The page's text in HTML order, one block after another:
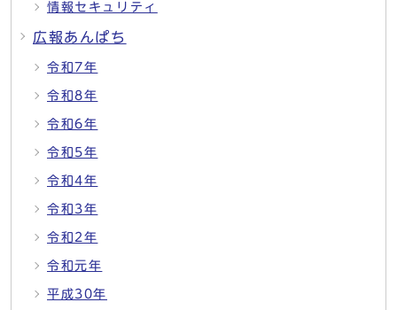
情報セキュリティ
広報あんぱち
令和7年
令和8年
令和6年
令和5年
令和4年
令和3年
令和2年
令和元年
平成30年